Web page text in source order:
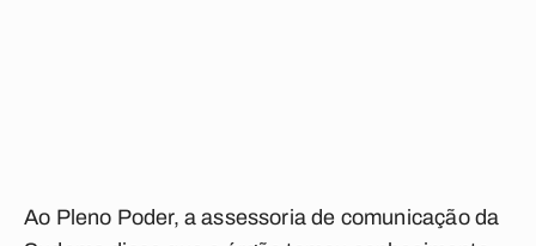
Ao Pleno Poder, a assessoria de comunicação da